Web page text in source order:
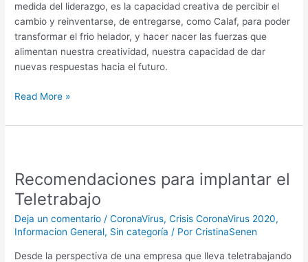
medida del liderazgo, es la capacidad creativa de percibir el
cambio y reinventarse, de entregarse, como Calaf, para poder
transformar el frio helador, y hacer nacer las fuerzas que
alimentan nuestra creatividad, nuestra capacidad de dar
nuevas respuestas hacia el futuro.
Read More »
Recomendaciones para implantar el
Teletrabajo
Deja un comentario /CoronaVirus,Crisis CoronaVirus 2020,
Informacion General, Sin categoría / PorCristinaSenen
Desde la perspectiva de una empresa que lleva teletrabajando
implantar
el
Teletrabajo